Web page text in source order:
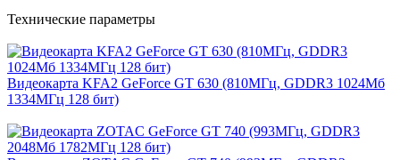
Технические параметры
Видеокарта KFA2 GeForce GT 630 (810МГц, GDDR3 1024Мб
1334МГц 128 бит)